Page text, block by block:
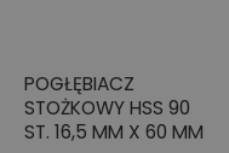
POGŁĘBIACZ
STOŻKOWY HSS 90
ST. 16,5 MM X 60 MM